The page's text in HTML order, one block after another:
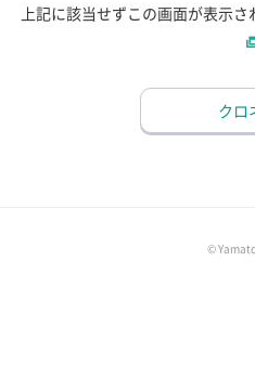
上記に該当せずこの画面が表示
クロ
©